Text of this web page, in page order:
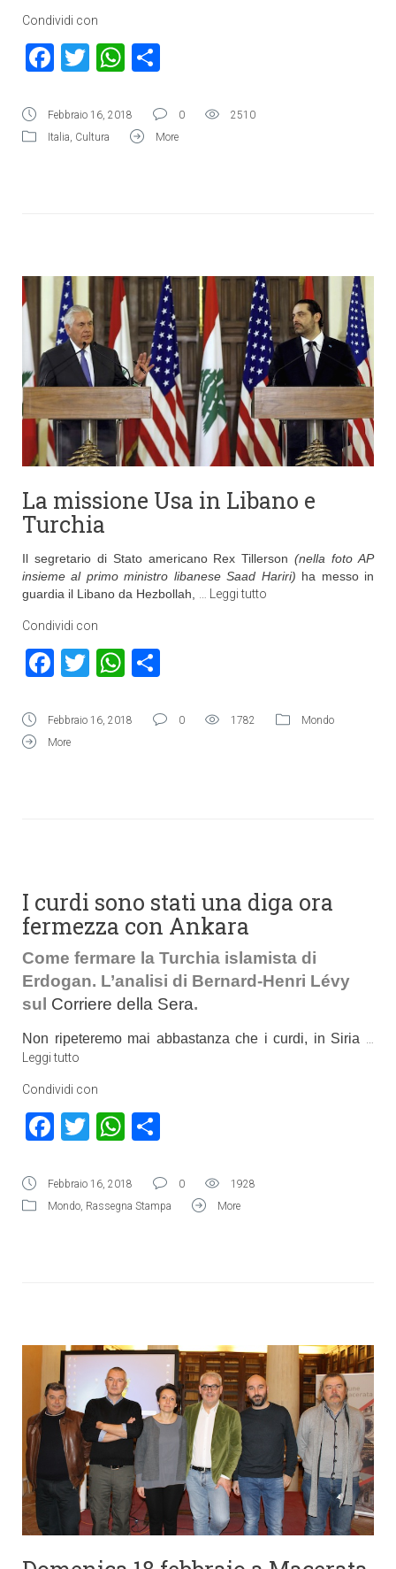
Condividi con
Facebook
TwitterWhatsApp
Febbraio 16, 2018 0
2510
Italia, Cultura More
La missione Usa in Libano e
Turchia
Il segretario di Stato americano Rex Tillerson(nella foto AP
insieme al primo ministro libanese Saad Hariri) ha messo in
guardia il Libano da Hezbollah,
Leggi tutto
Condividi con
Facebook
TwitterWhatsApp
Febbraio 16, 2018 0 1782
Mondo
More
I curdi sono stati una diga ora
fermezza con Ankara
Come fermare la Turchia islamista di
Erdogan. L’analisi di Bernard-Henri Lévy
sul Corriere della Sera.
Non ripeteremo mai abbastanza che i curdi, in Siria
Leggi tutto
Condividi con
Facebook
TwitterWhatsApp
Febbraio 16, 2018 0
1928
Mondo, Rassegna Stampa More